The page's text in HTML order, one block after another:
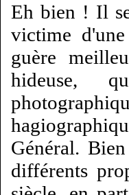
Eh bien ! Il
victime
guère
hideuse,
Général.
différents